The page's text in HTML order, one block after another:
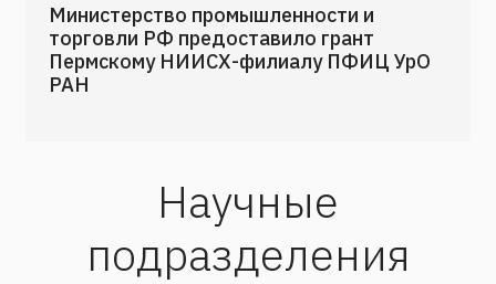
Министерство промышленности и
торговли РФ предоставило грант
Пермскому НИИСХ-филиалу ПФИЦ УрО
РАН
Научные
подразделения